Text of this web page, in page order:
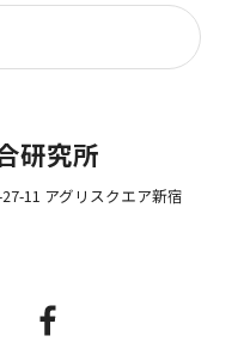
研究所
11 アグリスクエア新宿